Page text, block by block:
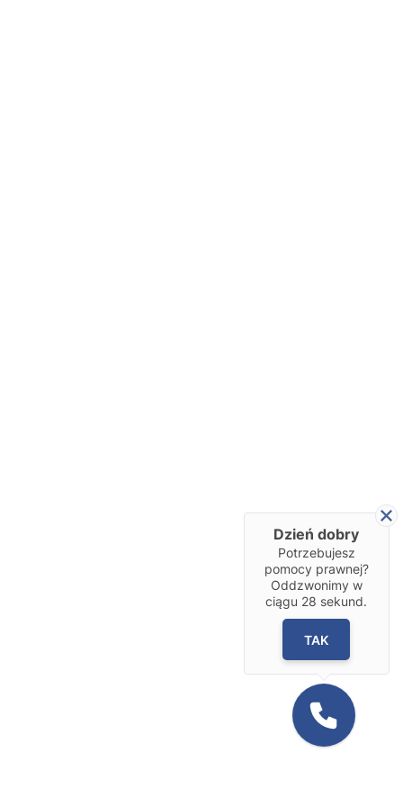
Dzień dobry
Potrzebujesz
pomocy prawnej?
Oddzwonimy w
ciągu 28 sekund.
TAK